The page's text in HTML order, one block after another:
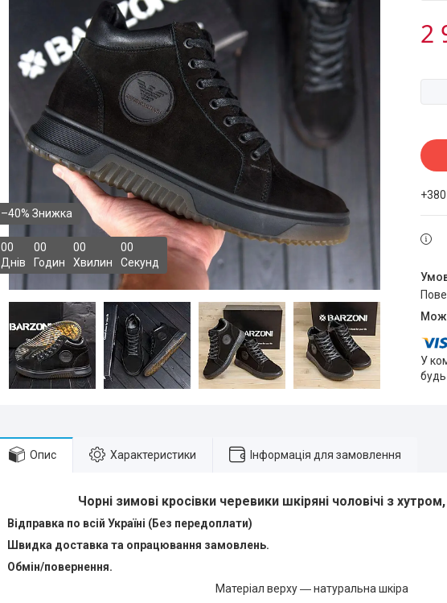
–40%
00
Днів
00
Годин
00
Хвилин
00
Секунд
2
У
Опис Характеристики Інформація для замовлення
Чорні зимові кросівки черевики шкіряні чоловічі з
Відправка по всій Україні (Без передоплати)
Швидка доставка та опрацювання замовлень.
Обмін/повернення.
Матеріал верху ― натуральна шкіра